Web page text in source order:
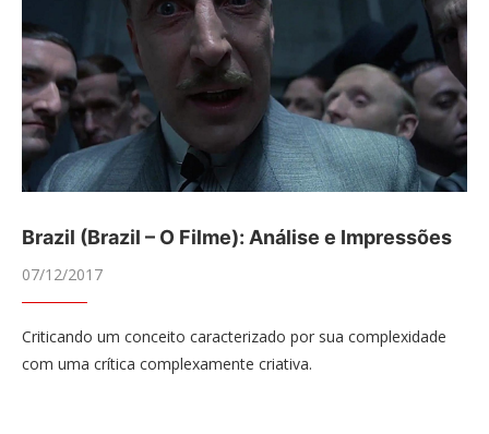
Brazil (Brazil – O Filme): Análise e Impressões
07/12/2017
Criticando um conceito caracterizado por sua complexidade
com uma crítica complexamente criativa.